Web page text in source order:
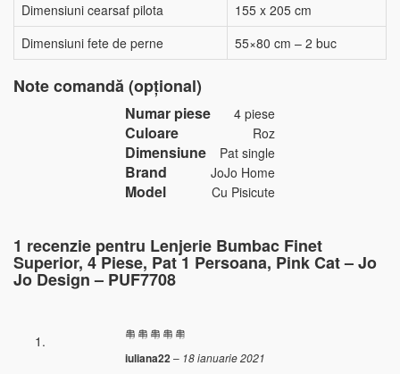
Dimensiuni cearsaf pilota
155 x 205 cm
Dimensiuni fete de perne
55×80 cm – 2 buc
Note comandă (opțional)
Numar piese 4 piese
Culoare Roz
Dimensiune Pat single
Brand JoJo Home
Model Cu Pisicute
1 recenzie pentru Lenjerie Bumbac Finet
Superior, 4 Piese, Pat 1 Persoana, Pink Cat – Jo
Jo Design – PUF7708
iuliana22– 18 ianuarie 2021